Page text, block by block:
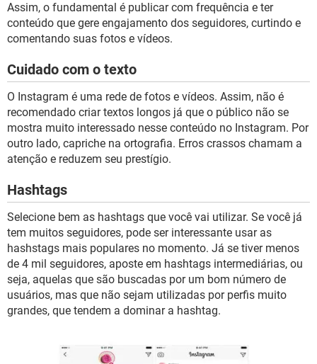
Assim, o fundamental é publicar com frequência e ter
conteúdo que gere engajamento dos seguidores, curtindo e
comentando suas fotos e vídeos.
Cuidado com o texto
O Instagram é uma rede de fotos e vídeos. Assim, não é
recomendado criar textos longos já que o público não se
mostra muito interessado nesse conteúdo no Instagram. Por
outro lado, capriche na ortografia. Erros crassos chamam a
atenção e reduzem seu prestígio.
Hashtags
Selecione bem as hashtags que você vai utilizar. Se você já
tem muitos seguidores, pode ser interessante usar as
hashstags mais populares no momento. Já se tiver menos
de 4 mil seguidores, aposte em hashtags intermediárias, ou
seja, aquelas que são buscadas por um bom número de
usuários, mas que não sejam utilizadas por perfis muito
grandes, que tendem a dominar a hashtag.